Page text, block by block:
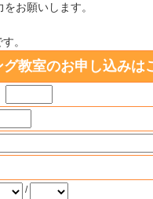
お願いします。
。
教室のお申し込みは
/